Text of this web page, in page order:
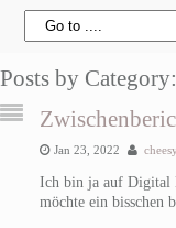
Posts by
Jan 23, 2022 cheesy
Ich bin ja auf Digital
möchte ein bisschen